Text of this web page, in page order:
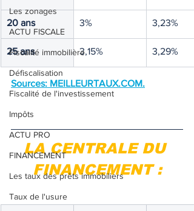
Les zonages
ACTU FISCALE
Fiscalité immobilière
Défiscalisation
Fiscalité de l'investissement
Impôts
ACTU PRO
FINANCEMENT
Les taux des prêts immobiliers
Taux de l'usure
20 ans 3% 3,23%
25 ans 3,15% 3,29%
Sources: MEILLEURTAUX.COM.
LA CENTRALE DU
FINANCEMENT :